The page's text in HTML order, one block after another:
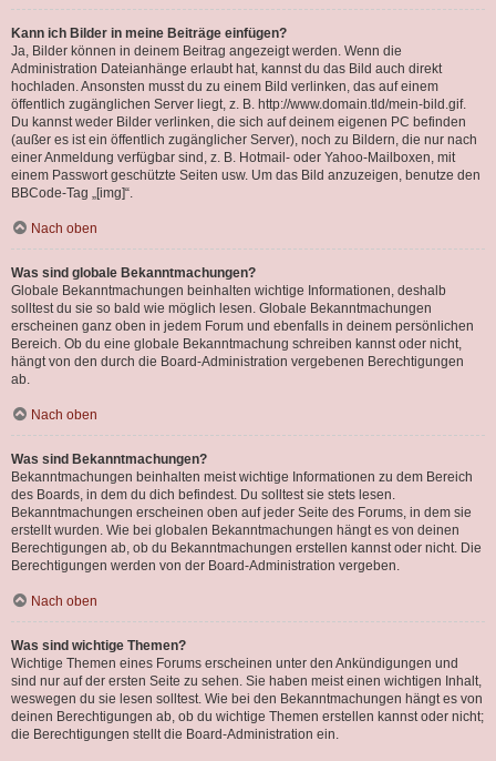
Kann ich Bilder in meine Beiträge einfügen?
Ja, Bilder können in deinem Beitrag angezeigt werden. Wenn die
Administration Dateianhänge erlaubt hat, kannst du das Bild auch direkt
hochladen. Ansonsten musst du zu einem Bild verlinken, das auf einem
öffentlich zugänglichen Server liegt, z. B. http://www.domain.tld/mein-bild.gif.
Du kannst weder Bilder verlinken, die sich auf deinem eigenen PC befinden
(außer es ist ein öffentlich zugänglicher Server), noch zu Bildern, die nur nach
einer Anmeldung verfügbar sind, z. B. Hotmail- oder Yahoo-Mailboxen, mit
einem Passwort geschützte Seiten usw. Um das Bild anzuzeigen, benutze den
BBCode-Tag „[img]“.
Nach oben
Was sind globale Bekanntmachungen?
Globale Bekanntmachungen beinhalten wichtige Informationen, deshalb
solltest du sie so bald wie möglich lesen. Globale Bekanntmachungen
erscheinen ganz oben in jedem Forum und ebenfalls in deinem persönlichen
Bereich. Ob du eine globale Bekanntmachung schreiben kannst oder nicht,
hängt von den durch die Board-Administration vergebenen Berechtigungen
ab.
Nach oben
Was sind Bekanntmachungen?
Bekanntmachungen beinhalten meist wichtige Informationen zu dem Bereich
des Boards, in dem du dich befindest. Du solltest sie stets lesen.
Bekanntmachungen erscheinen oben auf jeder Seite des Forums, in dem sie
erstellt wurden. Wie bei globalen Bekanntmachungen hängt es von deinen
Berechtigungen ab, ob du Bekanntmachungen erstellen kannst oder nicht. Die
Berechtigungen werden von der Board-Administration vergeben.
Nach oben
Was sind wichtige Themen?
Wichtige Themen eines Forums erscheinen unter den Ankündigungen und
sind nur auf der ersten Seite zu sehen. Sie haben meist einen wichtigen Inhalt,
weswegen du sie lesen solltest. Wie bei den Bekanntmachungen hängt es von
deinen Berechtigungen ab, ob du wichtige Themen erstellen kannst oder nicht;
die Berechtigungen stellt die Board-Administration ein.